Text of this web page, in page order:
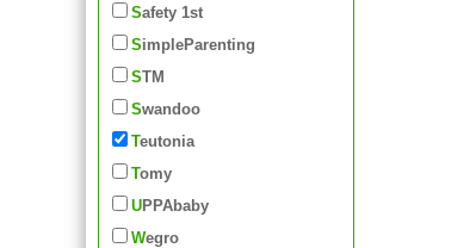
Safety 1st
SimpleParenting
STM
Swandoo
Teutonia
Tomy
UPPAbaby
Wegro